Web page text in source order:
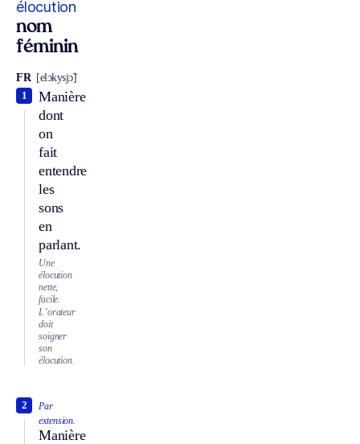
élocution
nom
féminin
FR [elɔkysjɔ̃]
Manière
dont
on
fait
entendre
les
sons
en
parlant.
1
Une
élocution
nette,
facile.
L’orateur
doit
soigner
son
élocution.
Par
extension.
Manière
2